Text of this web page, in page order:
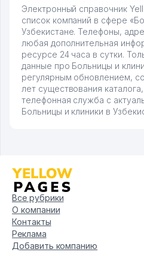
Электронный справочник
список компаний в сфере
Узбекистане. Телефоны,
любая дополнительная
ресурсе 24 часа в сутки.
данные про Больницы и
регулярным обновлением,
лет существования
телефонная служба с
Больницы и клиники в
Все рубрики
О компании
Контакты
Реклама
Добавить компанию